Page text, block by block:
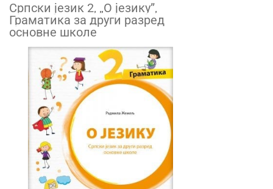
Српски језик 2, „О језику”,
Граматика за други разред
основне школе